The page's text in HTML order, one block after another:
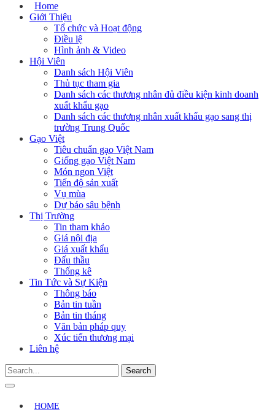
Home
Giới Thiệu
Tổ chức và Hoạt động
Điều lệ
Hình ảnh & Video
Hội Viên
Danh sách Hội Viên
Thủ tục tham gia
Danh sách các thương nhân đủ điều kiện kinh doanh
xuất khẩu gạo
Danh sách các thương nhân xuất khẩu gạo sang thị
trường Trung Quốc
Gạo Việt
Tiêu chuẩn gạo Việt Nam
Giống gạo Việt Nam
Món ngon Việt
Tiến độ sản xuất
Vụ mùa
Dự báo sâu bệnh
Thị Trường
Tin tham khảo
Giá nội địa
Giá xuất khẩu
Đấu thầu
Thống kê
Tin Tức và Sự Kiện
Thông báo
Bản tin tuần
Bản tin tháng
Văn bản pháp quy
Xúc tiến thương mại
Liên hệ
Search
HOME